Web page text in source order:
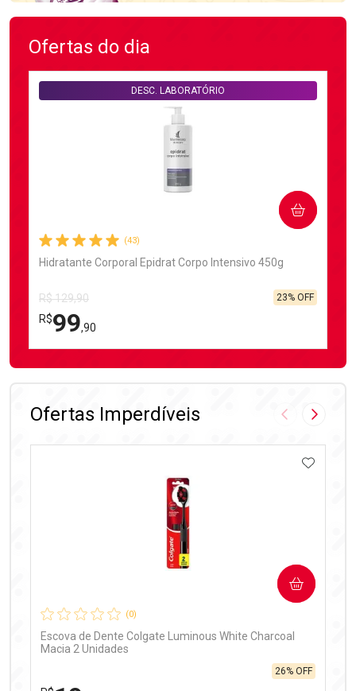
Ofertas do dia
(43)
Hidratante Corporal Epidrat Corpo Intensivo 450g
DESC. LABORATÓRIO
R$ 129,90
R$99,90
23% OFF
COMPRAR
FECHAR
FECHAR
Ofertas Imperdíveis Imagem
(0)
Escova de Dente Colgate Luminous White Charcoal
Macia 2 Unidades
26% OFF
COMPRAR